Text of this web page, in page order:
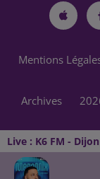
Live : K6 FM - Dijon
Mentions
Archives